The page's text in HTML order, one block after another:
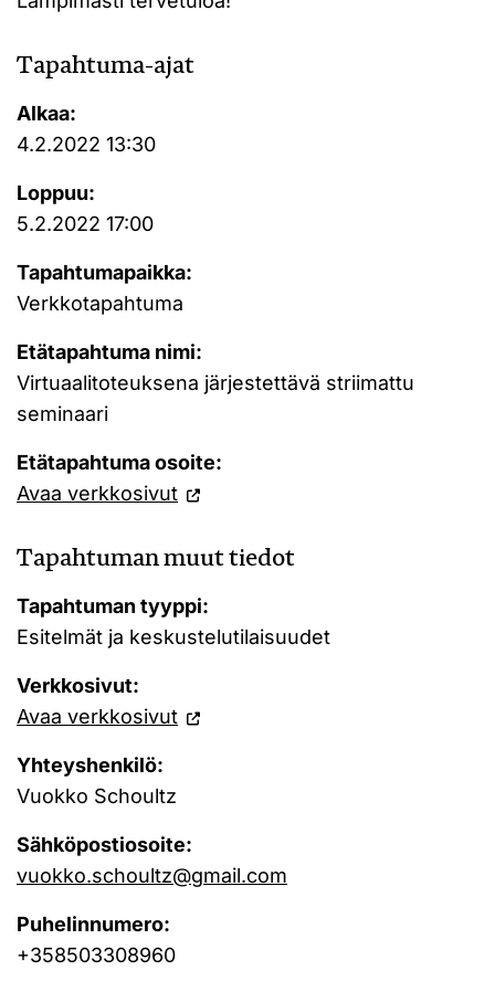
Tapahtuma-ajat
Alkaa:
4.2.2022 13:30
Loppuu:
5.2.2022 17:00
Tapahtumapaikka:
Verkkotapahtuma
Etätapahtuma nimi:
Virtuaalitoteuksena järjestettävä striimattu
seminaari
Etätapahtuma osoite:
Avaa verkkosivut
Tapahtuman muut tiedot
Tapahtuman tyyppi:
Esitelmät ja keskustelutilaisuudet
Verkkosivut:
Avaa verkkosivut
Yhteyshenkilö:
Vuokko Schoultz
Sähköpostiosoite:
vuokko.schoultz@gmail.com
Puhelinnumero:
+358503308960